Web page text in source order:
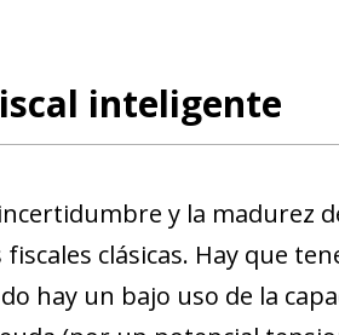
inteligente
y la madurez
clásicas. Hay que
hay un bajo uso de la